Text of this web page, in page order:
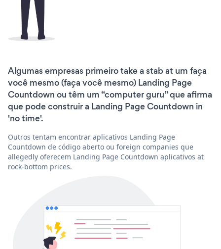
Algumas empresas primeiro take a stab at um faça
você mesmo (faça você mesmo) Landing Page
Countdown ou têm um “computer guru” que afirma
que pode construir a Landing Page Countdown in
'no time'.
Outros tentam encontrar aplicativos Landing Page
Countdown de código aberto ou foreign companies que
allegedly oferecem Landing Page Countdown aplicativos at
rock-bottom prices.